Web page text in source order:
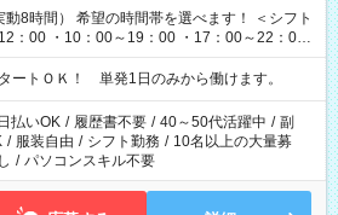
を選べます！ ＜シフト
：00 ・10：00～19：00 ・17：00～22：00
・22：00～翌6：00 など
ートＯＫ！ 単発1日のみから働けます。
日払いOK / 履歴書不要 / 40～50代活躍中 / 副
/ 服装自由 / シフト勤務 / 10名以上の大量募
/ パソコンスキル不要